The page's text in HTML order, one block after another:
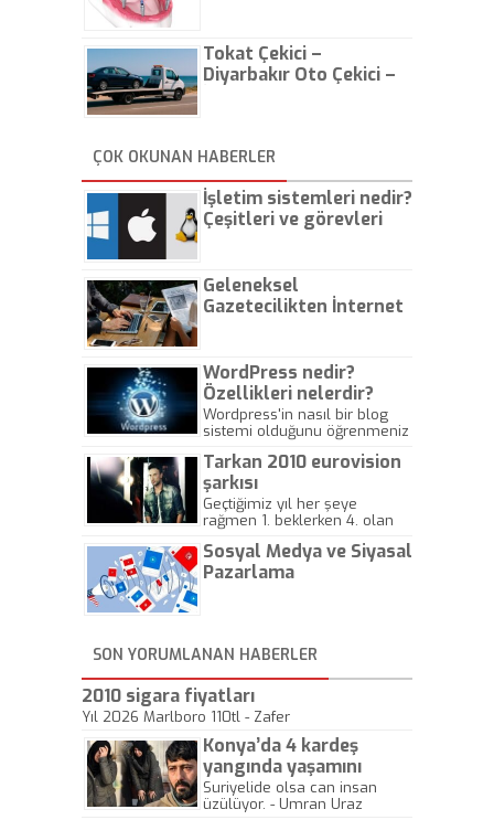
Tokat Çekici –
Diyarbakır Oto Çekici –
ÇOK OKUNAN HABERLER
İşletim sistemleri nedir?
Çeşitleri ve görevleri
Geleneksel
Gazetecilikten İnternet
WordPress nedir?
Özellikleri nelerdir?
Wordpress'in nasıl bir blog
sistemi olduğunu öğrenmeniz
Tarkan 2010 eurovision
şarkısı
Geçtiğimiz yıl her şeye
rağmen 1. beklerken 4. olan
gösterisinin bu yarışmada
önemli olmadığını anlamıştır.
Sosyal Medya ve Siyasal
Pazarlama
SON YORUMLANAN HABERLER
2010 sigara fiyatları
Yıl 2026 Marlboro 110tl - Zafer
Konya’da 4 kardeş
yangında yaşamını
yitirdi
Suriyelide olsa can insan
üzülüyor. - Umran Uraz